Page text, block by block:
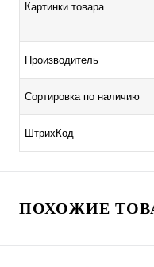
Картинки товара
Производитель
Сортировка по наличию
ШтрихКод
ПОХОЖИЕ